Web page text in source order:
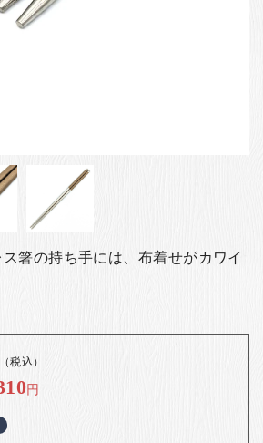
箸の持ち手には、布着せがカワイ
（税込）
円